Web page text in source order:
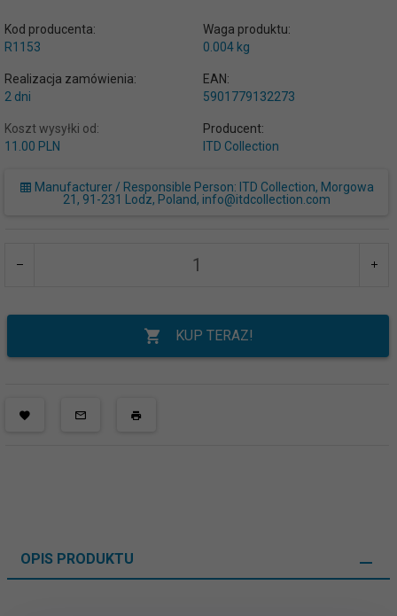
Kod producenta:
R1153
Waga produktu:
0.004 kg
Realizacja zamówienia:
2 dni
EAN:
5901779132273
Koszt wysyłki od:
11.00 PLN
Producent:
ITD Collection
Manufacturer / Responsible Person: ITD Collection, Morgowa
21, 91-231 Lodz, Poland, info@itdcollection.com
KUP TERAZ!
OPIS PRODUKTU